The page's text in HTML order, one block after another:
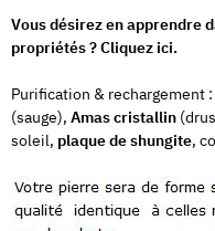
Vous désirez en apprendre
propriétés ? Cliquez ici.
Purification & rechargement :
(sauge), Amas cristallin
soleil, plaque de shungite,